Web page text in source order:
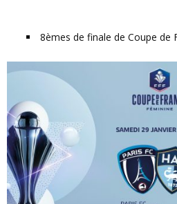
8èmes de finale de Coupe de